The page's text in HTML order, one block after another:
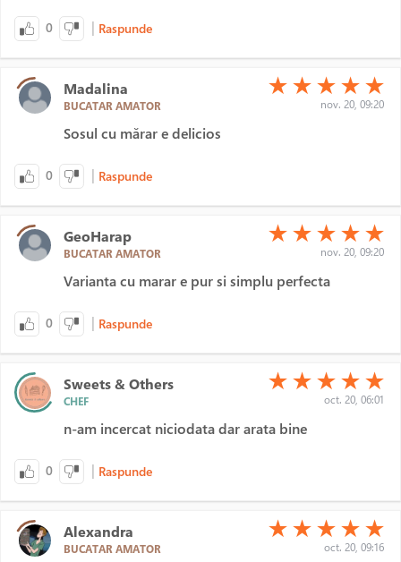
0 | Raspunde
Madalina
BUCATAR AMATOR
(*)
★ (*)
★ (*)
★ (*)
★ (*)
★
nov. 20, 09:20
Sosul cu mărar e delicios
0 | Raspunde
GeoHarap
BUCATAR AMATOR
(*)
★ (*)
★ (*)
★ (*)
★ (*)
★
nov. 20, 09:20
Varianta cu marar e pur si simplu perfecta
0 | Raspunde
Sweets & Others
CHEF
(*)
★ (*)
★ (*)
★ (*)
★ (*)
★
oct. 20, 06:01
n-am incercat niciodata dar arata bine
0 | Raspunde
Alexandra
BUCATAR AMATOR
(*)
★ (*)
★ (*)
★ (*)
★ (*)
★
oct. 20, 09:16